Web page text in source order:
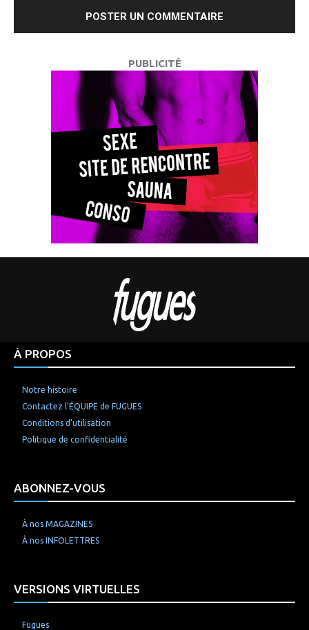
PUBLICITÉ
À PROPOS
Notre histoire
Contactez l’ÉQUIPE de FUGUES
Conditions d’utilisation
Politique de confidentialité
ABONNEZ-VOUS
À nos MAGAZINES
À nos INFOLETTRES
VERSIONS VIRTUELLES
Fugues